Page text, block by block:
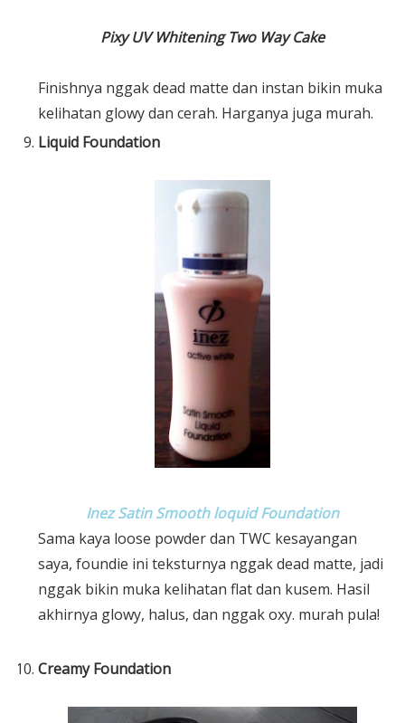
Pixy UV Whitening Two Way Cake
Finishnya nggak dead matte dan instan bikin muka
kelihatan glowy dan cerah. Harganya juga murah.
Liquid Foundation
Inez Satin Smooth loquid Foundation
Sama kaya loose powder dan TWC kesayangan
saya, foundie ini teksturnya nggak dead matte, jadi
nggak bikin muka kelihatan flat dan kusem. Hasil
akhirnya glowy, halus, dan nggak oxy. murah pula!
Creamy Foundation